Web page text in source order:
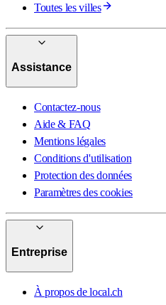
Toutes les villes
Assistance
Contactez-nous
Aide & FAQ
Mentions légales
Conditions d'utilisation
Protection des données
Paramètres des cookies
Entreprise
À propos de local.ch